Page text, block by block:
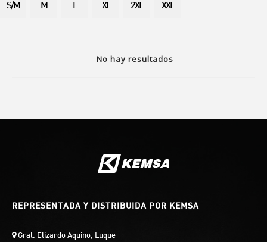
No hay resultados
S/M M L XL 2XL XXL
REPRESENTADA Y DISTRIBUIDA POR KEMSA
Gral. Elizardo Aquino, Luque